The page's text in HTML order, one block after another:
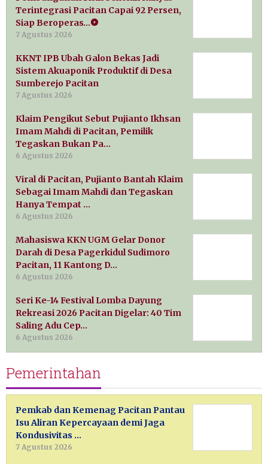
Terintegrasi Pacitan Capai 92 Persen,
Siap Beroperas…
7 Agustus 2026
KKNT IPB Ubah Galon Bekas Jadi
Sistem Akuaponik Produktif di Desa
Sumberejo Pacitan
7 Agustus 2026
Klaim Pengikut Sebut Pujianto Ikhsan
Imam Mahdi di Pacitan, Pemilik
Tegaskan Bukan Pa…
6 Agustus 2026
Viral di Pacitan, Pujianto Bantah Klaim
Sebagai Imam Mahdi dan Tegaskan
Hanya Tempat …
6 Agustus 2026
Mahasiswa KKN UGM Gelar Donor
Darah di Desa Pagerkidul Sudimoro
Pacitan, 11 Kantong D…
6 Agustus 2026
Seri Ke-14 Festival Lomba Dayung
Rekreasi 2026 Pacitan Digelar: 40 Tim
Saling Adu Cep…
6 Agustus 2026
Pemerintahan
Pemkab dan Kemenag Pacitan Pantau
Isu Aliran Kepercayaan demi Jaga
Kondusivitas …
7 Agustus 2026